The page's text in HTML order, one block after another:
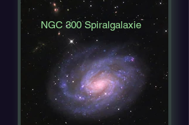
NGC 300 Spiralgalaxie